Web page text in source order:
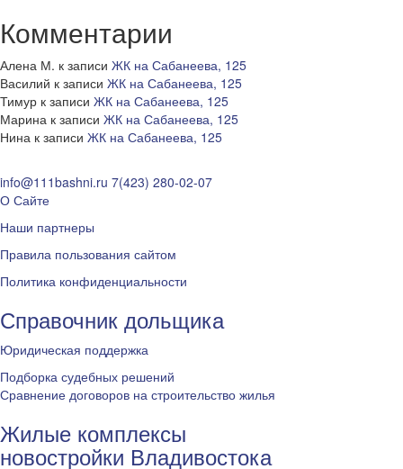
Комментарии
Алена М. к записи ЖК на Сабанеева, 125
Василий к записи ЖК на Сабанеева, 125
Тимур к записи ЖК на Сабанеева, 125
Марина к записи ЖК на Сабанеева, 125
Нина к записи ЖК на Сабанеева, 125
info@111bashni.ru 7(423) 280-02-07
О Сайте
Наши партнеры
Правила пользования сайтом
Политика конфиденциальности
Справочник дольщика
Юридическая поддержка
Подборка судебных решений
Сравнение договоров на строительство жилья
Жилые комплексы
новостройки Владивостока